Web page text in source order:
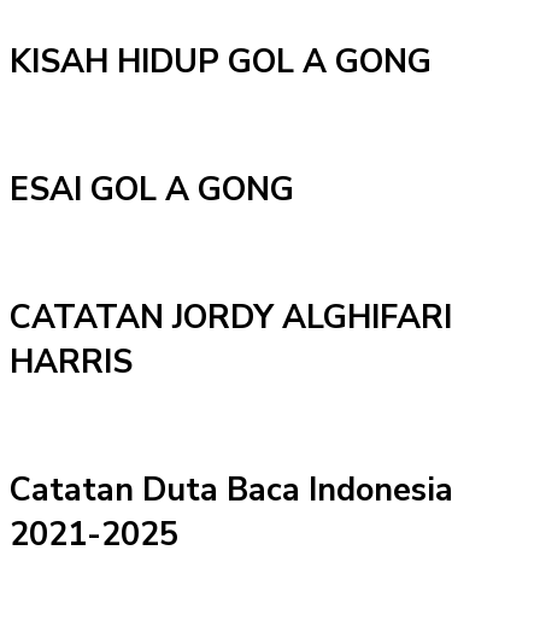
KISAH HIDUP GOL A GONG
ESAI GOL A GONG
CATATAN JORDY ALGHIFARI
HARRIS
Catatan Duta Baca Indonesia
2021-2025